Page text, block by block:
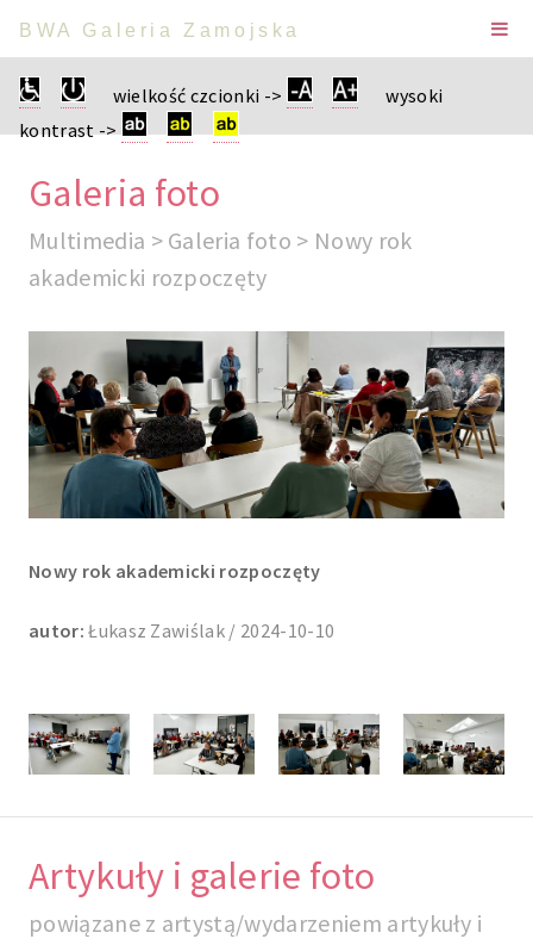
BWA Galeria Zamojska
wielkość czcionki ->
wysoki
kontrast ->
Galeria foto
Multimedia > Galeria foto > Nowy rok
akademicki rozpoczęty
Nowy rok akademicki rozpoczęty
autor: Łukasz Zawiślak / 2024-10-10
Artykuły i galerie foto
powiązane z artystą/wydarzeniem artykuły i